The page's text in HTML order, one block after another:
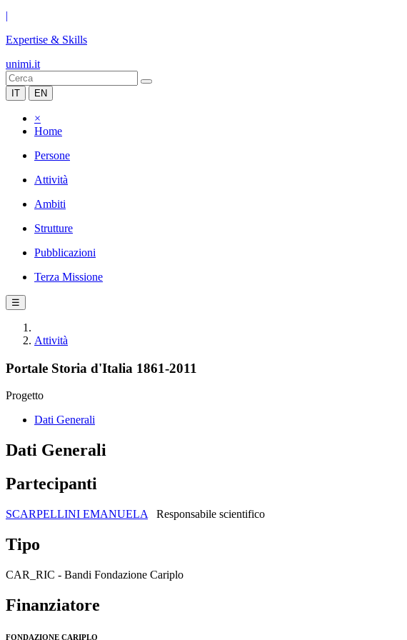
|
Expertise & Skills
unimi.it
IT EN
×
Home
Persone
Attività
Ambiti
Strutture
Pubblicazioni
Terza Missione
☰
Attività
Portale Storia d'Italia 1861-2011
Progetto
Dati Generali
Dati Generali
Partecipanti
SCARPELLINI EMANUELA Responsabile scientifico
Tipo
CAR_RIC - Bandi Fondazione Cariplo
Finanziatore
FONDAZIONE CARIPLO